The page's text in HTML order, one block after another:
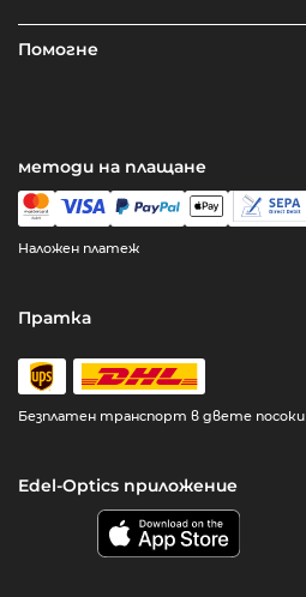
Помогне
методи на плащане
Наложен платеж
Пратка
Безплатен транспорт в двете посоки
Edel-Optics приложение